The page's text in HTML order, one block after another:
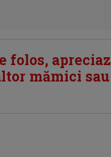
folos,
mămici